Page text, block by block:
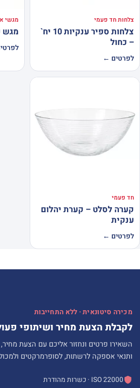
צלחות חד פעמי
צלחות ספיר ענקיות 10 יח`
– כחול
לפרטים ←
מגשי
מגש
חד פעמי
קערה לסלט – קערת יהלום
ענקית
לפרטים ←
מכירה סיטונאית · ללא התחייבות
לקבלת הצעת מחיר ושיתופי
השאירו פרטים ונחזור אליכם עם הצעת מחיר,
ותנאי אספקה לרשתות, לסופרמרקטים
ISO 22000 · כשרות מהודרת